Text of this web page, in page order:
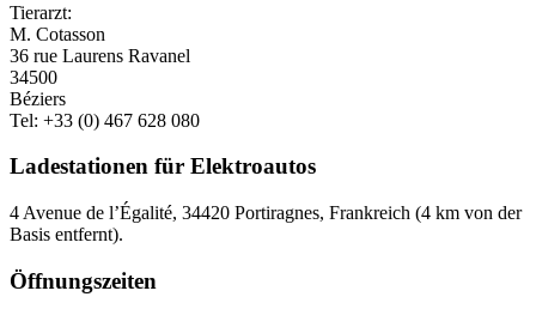
Tierarzt:
M. Cotasson
36 rue Laurens Ravanel
34500
Béziers
Tel: +33 (0) 467 628 080
Ladestationen für Elektroautos
4 Avenue de l’Égalité, 34420 Portiragnes, Frankreich (4 km von der
Basis entfernt).
Öffnungszeiten